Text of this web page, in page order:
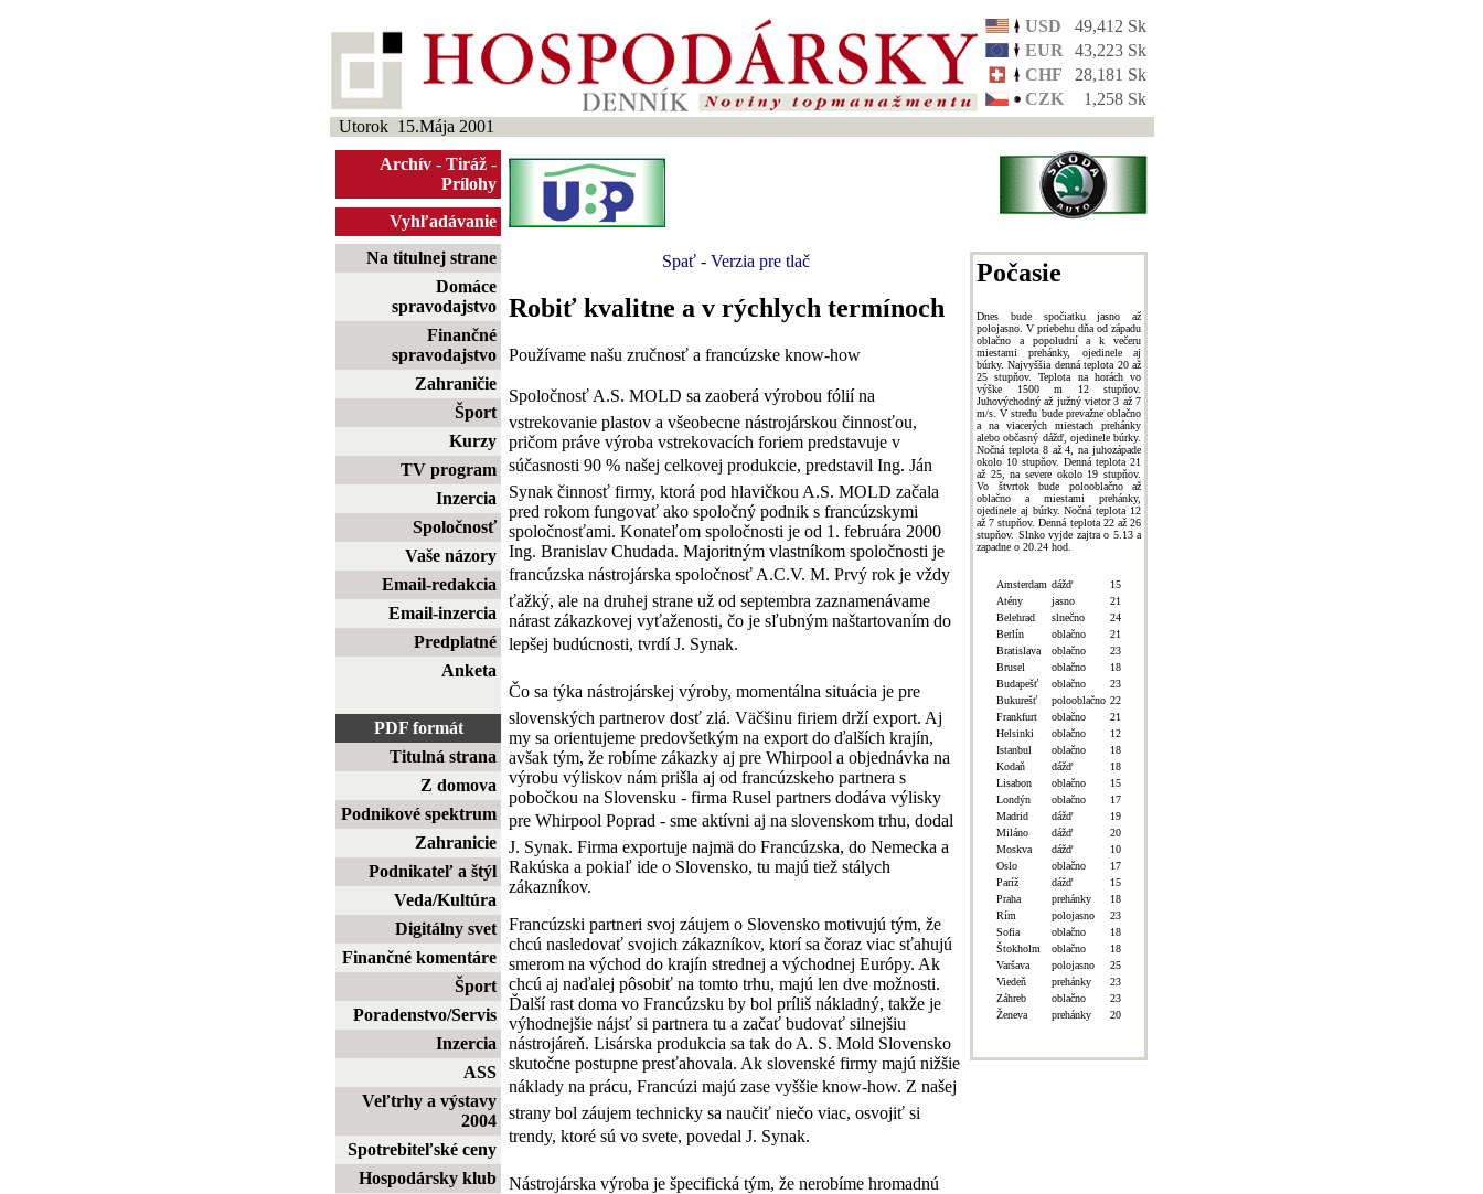
USD
49,412 Sk
EUR
43,223 Sk
CHF
28,181 Sk
CZK
1,258 Sk
Utorok 15.Mája 2001
Archív - Tiráž -
Prílohy
Vyhľadávanie
Na titulnej strane
Domáce
spravodajstvo
Finančné
spravodajstvo
Zahraničie
Šport
Kurzy
TV program
Inzercia
Spoločnosť
Vaše názory
Email-redakcia
Email-inzercia
Predplatné
Anketa
PDF formát
Titulná strana
Z domova
Podnikové spektrum
Zahranicie
Podnikateľ a štýl
Veda/Kultúra
Digitálny svet
Finančné komentáre
Šport
Poradenstvo/Servis
Inzercia
ASS
Veľtrhy a výstavy
2004
Spotrebiteľské ceny
Hospodársky klub
Spať- Verzia pre tlač
Robiť kvalitne a v rýchlych termínoch
Používame našu zručnosť a francúzske know-how
Spoločnosť A.S. MOLD sa zaoberá výrobou fólií na
vstrekovanie plastov a všeobecne nástrojárskou činnosťou,
pričom práve výroba vstrekovacích foriem predstavuje v
súčasnosti 90 % našej celkovej produkcie, predstavil Ing. Ján
Synak činnosť firmy, ktorá pod hlavičkou A.S. MOLD začala
pred rokom fungovať ako spoločný podnik s francúzskymi
spoločnosťami. Konateľom spoločnosti je od 1. februára 2000
Ing. Branislav Chudada. Majoritným vlastníkom spoločnosti je
francúzska nástrojárska spoločnosť A.C.V. M. Prvý rok je vždy
ťažký, ale na druhej strane už od septembra zaznamenávame
nárast zákazkovej vyťaženosti, čo je sľubným naštartovaním do
lepšej budúcnosti, tvrdí J. Synak.
Čo sa týka nástrojárskej výroby, momentálna situácia je pre
slovenských partnerov dosť zlá. Väčšinu firiem drží export. Aj
my sa orientujeme predovšetkým na export do ďalších krajín,
avšak tým, že robíme zákazky aj pre Whirpool a objednávka na
výrobu výliskov nám prišla aj od francúzskeho partnera s
pobočkou na Slovensku - firma Rusel partners dodáva výlisky
pre Whirpool Poprad - sme aktívni aj na slovenskom trhu, dodal
J. Synak. Firma exportuje najmä do Francúzska, do Nemecka a
Rakúska a pokiaľ ide o Slovensko, tu majú tiež stálych
zákazníkov.
Francúzski partneri svoj záujem o Slovensko motivujú tým, že
chcú nasledovať svojich zákazníkov, ktorí sa čoraz viac sťahujú
smerom na východ do krajín strednej a východnej Európy. Ak
chcú aj naďalej pôsobiť na tomto trhu, majú len dve možnosti.
Ďalší rast doma vo Francúzsku by bol príliš nákladný, takže je
výhodnejšie nájsť si partnera tu a začať budovať silnejšiu
nástrojáreň. Lisárska produkcia sa tak do A. S. Mold Slovensko
skutočne postupne presťahovala. Ak slovenské firmy majú nižšie
náklady na prácu, Francúzi majú zase vyššie know-how. Z našej
strany bol záujem technicky sa naučiť niečo viac, osvojiť si
trendy, ktoré sú vo svete, povedal J. Synak.
Nástrojárska výroba je špecifická tým, že nerobíme hromadnú
Počasie
Dnes bude spočiatku jasno až
polojasno. V priebehu dňa od západu
oblačno a popoludní a k večeru
miestami prehánky, ojedinele aj
búrky. Najvyššia denná teplota 20 až
25 stupňov. Teplota na horách vo
výške 1500 m 12 stupňov.
Juhovýchodný až južný vietor 3 až 7
m/s. V stredu bude prevažne oblačno
a na viacerých miestach prehánky
alebo občasný dážď, ojedinele búrky.
Nočná teplota 8 až 4, na juhozápade
okolo 10 stupňov. Denná teplota 21
až 25, na severe okolo 19 stupňov.
Vo štvrtok bude polooblačno až
oblačno a miestami prehánky,
ojedinele aj búrky. Nočná teplota 12
až 7 stupňov. Denná teplota 22 až 26
stupňov. Slnko vyjde zajtra o 5.13 a
zapadne o 20.24 hod.
Amsterdam dážď
15
Atény
jasno
21
Belehrad
slnečno
24
Berlín
oblačno
21
Bratislava
oblačno
23
Brusel
oblačno
18
Budapešť
oblačno
23
Bukurešť
polooblačno 22
Frankfurt
oblačno
21
Helsinki
oblačno
12
Istanbul
oblačno
18
Kodaň
dážď
18
Lisabon
oblačno
15
Londýn
oblačno
17
Madrid
dážď
19
Miláno
dážď
20
Moskva
dážď
10
Oslo
oblačno
17
Paríž
dážď
15
Praha
prehánky
18
Rím
polojasno
23
Sofia
oblačno
18
Štokholm
oblačno
18
Varšava
polojasno
25
Viedeň
prehánky
23
Záhreb
oblačno
23
Ženeva
prehánky 20